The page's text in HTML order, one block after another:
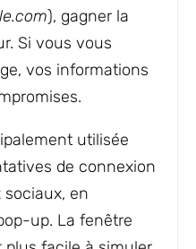
), gagner la
Si vous vous
vos informations
utilisée
de connexion
sociaux, en
up. La fenêtre